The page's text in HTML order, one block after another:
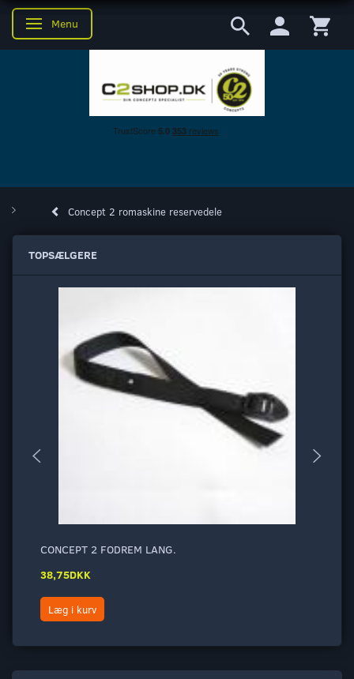
Skifte navigation
Menu
Concept 2 romaskine reservedele
TOPSÆLGERE
CONCEPT 2 FODREM LANG.
38,75DKK
Læg i kurv